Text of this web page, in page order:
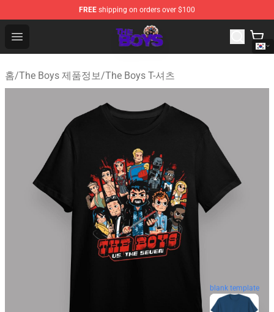
FREE shipping on orders over $100
Open menu
The Boys Store - Official The Boys Merchandise Shop
홈/The Boys 제품정보/The Boys T-셔츠
blank template